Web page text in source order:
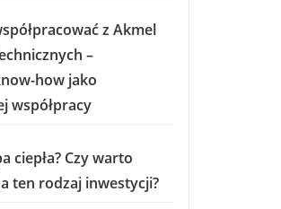
z Akmel
–
how jako
współpracy
ciepła? Czy warto
ten rodzaj inwestycji?